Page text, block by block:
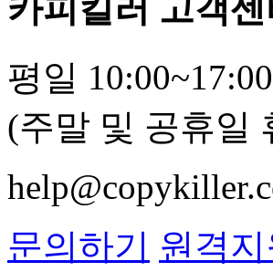
카피킬러 고객센
평일 10:00~17:00
(주말 및 공휴일
문의하기 원격지